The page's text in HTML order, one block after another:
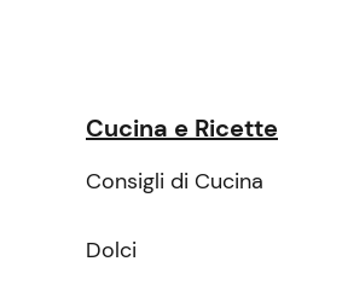
Cucina e Ricette
Consigli di Cucina
Dolci